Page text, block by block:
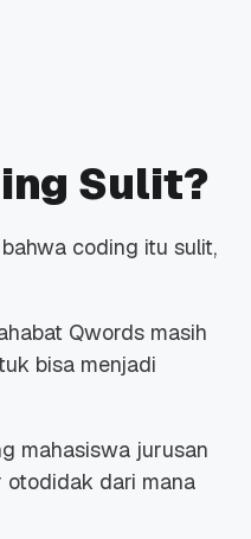
Sulit?
coding itu sulit,
Qwords masih
bisa menjadi
mahasiswa jurusan
otodidak dari mana